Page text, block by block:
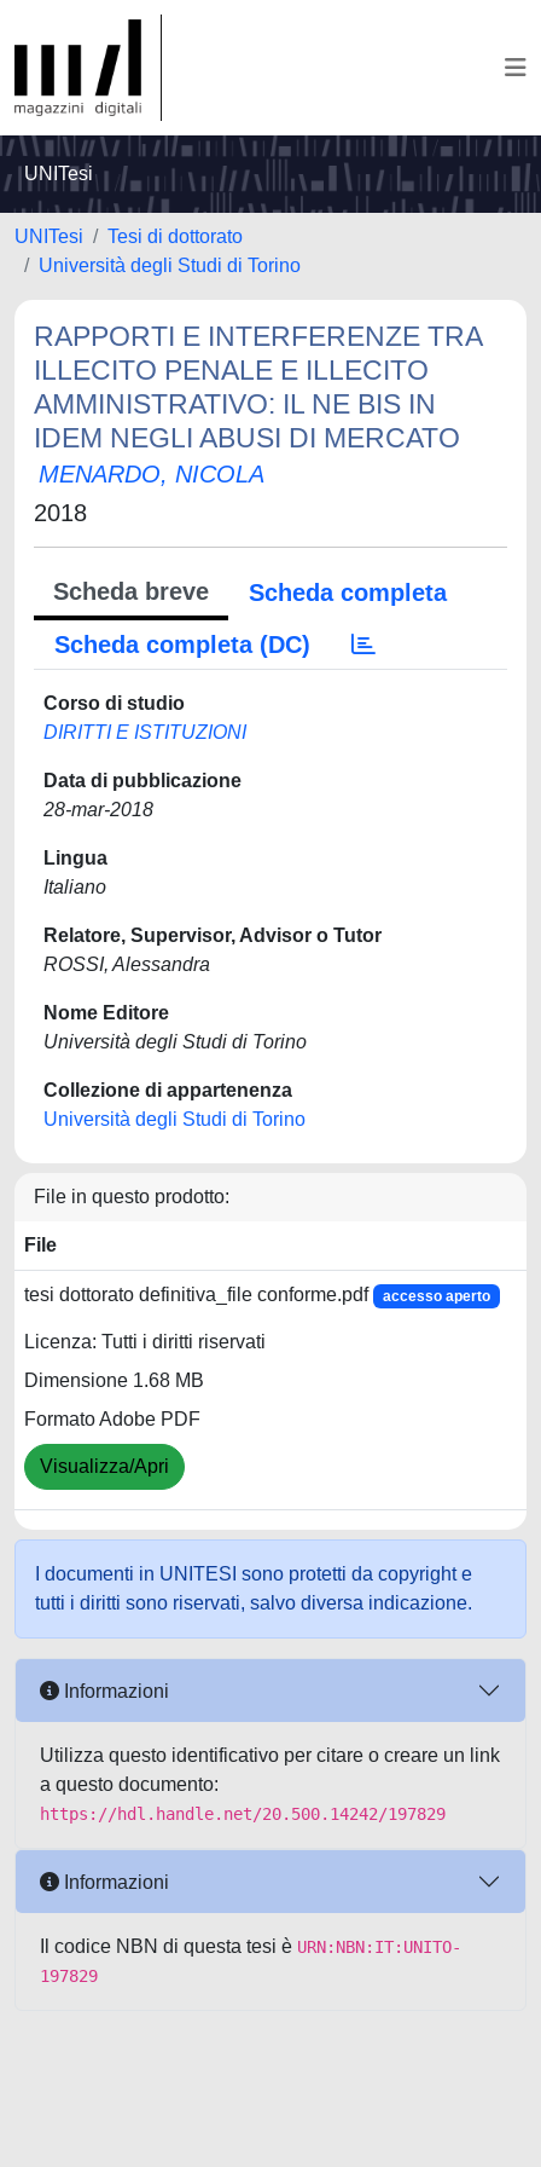
UNITesi
UNITesi
Tesi di dottorato
Università degli Studi di Torino
RAPPORTI E INTERFERENZE TRA
ILLECITO PENALE E ILLECITO
AMMINISTRATIVO: IL NE BIS IN
IDEM NEGLI ABUSI DI MERCATO
MENARDO, NICOLA
2018
Scheda breve
Scheda completa
Scheda completa (DC)
Corso di studio
DIRITTI E ISTITUZIONI
Data di pubblicazione
28-mar-2018
Lingua
Italiano
Relatore, Supervisor, Advisor o Tutor
ROSSI, Alessandra
Nome Editore
Università degli Studi di Torino
Collezione di appartenenza
Università degli Studi di Torino
File in questo prodotto:
File
tesi dottorato definitiva_file conforme.pdf accesso aperto
Licenza: Tutti i diritti riservati
Dimensione 1.68 MB
Formato Adobe PDF
Visualizza/Apri
I documenti in UNITESI sono protetti da copyright e
tutti i diritti sono riservati, salvo diversa indicazione.
Informazioni
Utilizza questo identificativo per citare o creare un link
a questo documento:
https://hdl.handle.net/20.500.14242/197829
Informazioni
Il codice NBN di questa tesi è URN:NBN:IT:UNITO-
197829